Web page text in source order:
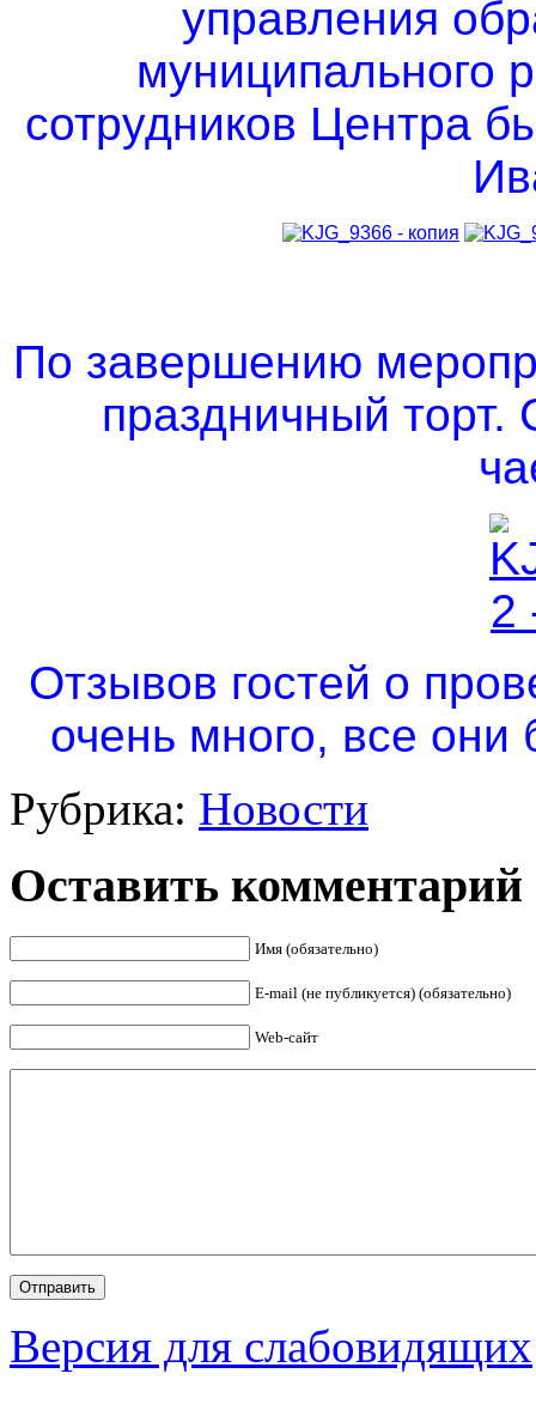
управления
муниципального
сотрудников Центра
По завершению
праздничный торт.
Отзывов гостей о
очень много, все
Рубрика: Новости
Оставить комментарий
Имя (обязательно)
E-mail (не публикуется) (обязательно)
Web-сайт
Версия для слабовидящих